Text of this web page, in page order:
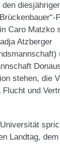
Caro Matzko
Atzberger
stehen, die
und
Landtag,